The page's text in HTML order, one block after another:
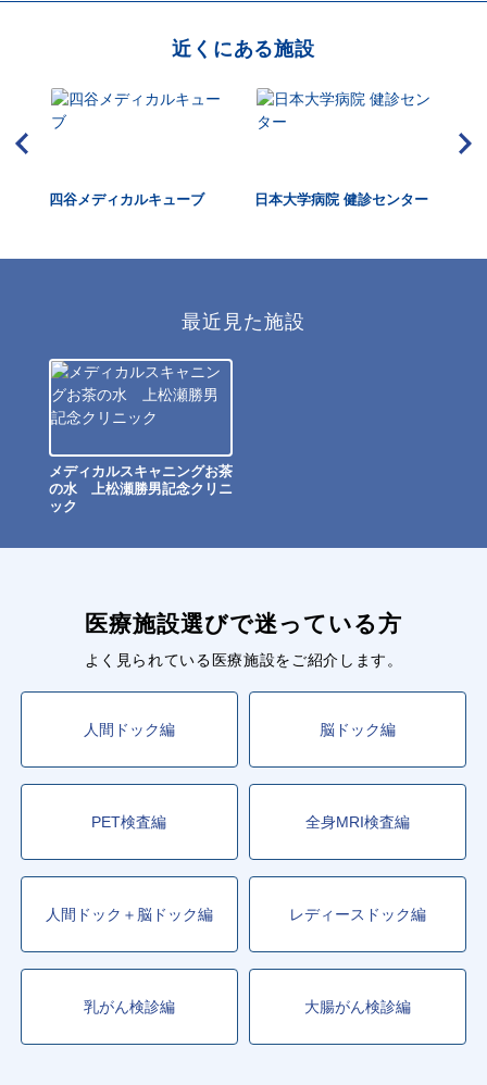
近くにある施設
四谷メディカルキューブ 日本大学病院 健診センター
最近見た施設
メディカルスキャニングお茶
の水 上松瀬勝男記念クリニ
ック
医療施設選びで迷っている方
よく見られている医療施設をご紹介します。
人間ドック編 脳ドック編
PET検査編 全身MRI検査編
人間ドック＋脳ドック編 レディースドック編
乳がん検診編 大腸がん検診編